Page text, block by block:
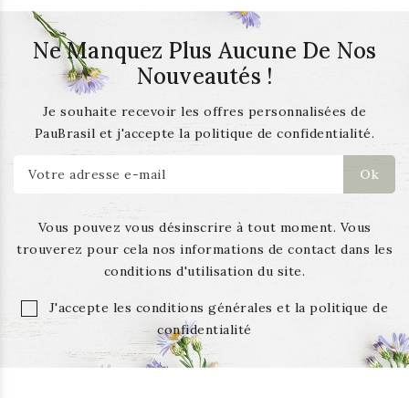
Ne Manquez Plus Aucune De Nos
Nouveautés !
Je souhaite recevoir les offres personnalisées de
PauBrasil et j'accepte la politique de confidentialité.
Vous pouvez vous désinscrire à tout moment. Vous
trouverez pour cela nos informations de contact dans les
conditions d'utilisation du site.
J'accepte les conditions générales et la politique de
confidentialité